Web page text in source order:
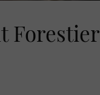
Forestier